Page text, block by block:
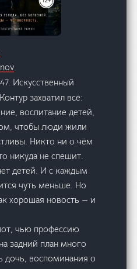
Искусственный
захватил всё:
воспитание детей,
чтобы люди жили
Никто ни о чём
никуда не спешит.
детей. И с каждым
чуть меньше. Но
хорошая новость — и
чью профессию
задний план много
дочь, воспоминания о